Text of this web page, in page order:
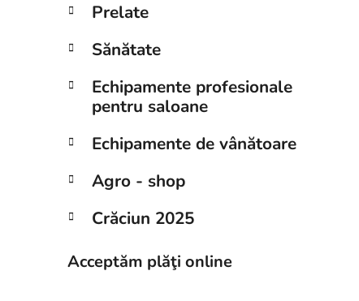
Prelate
Sănătate
Echipamente profesionale
pentru saloane
Echipamente de vânătoare
Agro - shop
Crăciun 2025
Acceptăm plăţi online